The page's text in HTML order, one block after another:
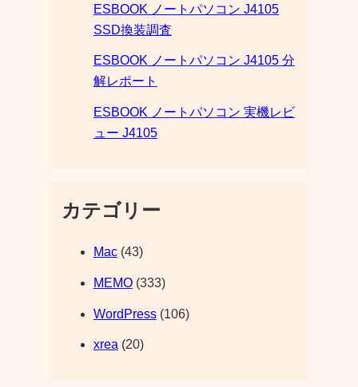
ESBOOK ノートパソコン J4105
SSD換装調査
ESBOOK ノートパソコン J4105 分
解レポート
ESBOOK ノートパソコン 実機レビ
ュー J4105
カテゴリー
Mac(43)
MEMO(333)
WordPress(106)
xrea(20)